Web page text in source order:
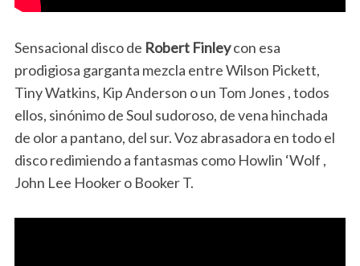
Sensacional disco de Robert Finleycon esa
prodigiosa garganta mezcla entre Wilson Pickett,
Tiny Watkins, Kip Anderson o un Tom Jones , todos
ellos, sinónimo de Soul sudoroso, de vena hinchada
de olor a pantano, del sur. Voz abrasadora en todo el
disco redimiendo a fantasmas como Howlin ‘Wolf ,
John Lee Hooker o Booker T.